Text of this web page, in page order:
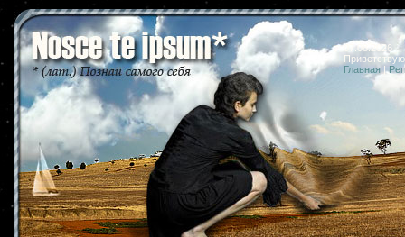
07.08.2026
Главная |